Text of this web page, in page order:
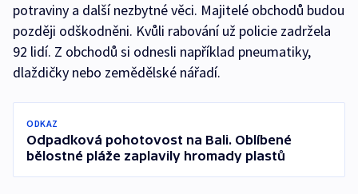
potraviny a další nezbytné věci. Majitelé obchodů budou
později odškodněni. Kvůli rabování už policie zadržela
92 lidí. Z obchodů si odnesli například pneumatiky,
dlaždičky nebo zemědělské nářadí.
ODKAZ
Odpadková pohotovost na Bali. Oblíbené
bělostné pláže zaplavily hromady plastů